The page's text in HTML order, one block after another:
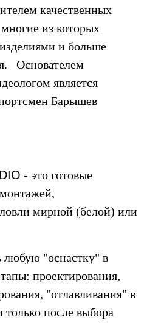
качественных
из которых
и больше
Основателем
является
Барышев
- это готовые
мирной (белой) или
любую "оснастку" в
проектирования,
"отлавливания" в
только после выбора